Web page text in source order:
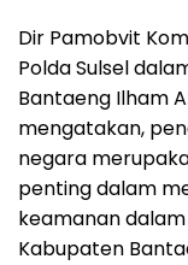
Dir Pamobvit
Polda Sulsel
Bantaeng Ilham
mengatakan,
negara
penting dalam
keamanan
Kabupaten